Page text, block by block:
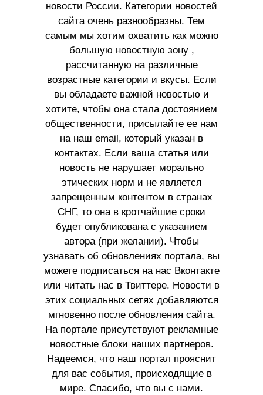
новости России. Категории новостей
сайта очень разнообразны. Тем
самым мы хотим охватить как можно
большую новостную зону ,
рассчитанную на различные
возрастные категории и вкусы. Если
вы обладаете важной новостью и
хотите, чтобы она стала достоянием
общественности, присылайте ее нам
на наш email, который указан в
контактах. Если ваша статья или
новость не нарушает морально
этических норм и не является
запрещенным контентом в странах
СНГ, то она в кротчайшие сроки
будет опубликована с указанием
автора (при желании). Чтобы
узнавать об обновлениях портала, вы
можете подписаться на нас Вконтакте
или читать нас в Твиттере. Новости в
этих социальных сетях добавляются
мгновенно после обновления сайта.
На портале присутствуют рекламные
новостные блоки наших партнеров.
Надеемся, что наш портал прояснит
для вас события, происходящие в
мире. Спасибо, что вы с нами.